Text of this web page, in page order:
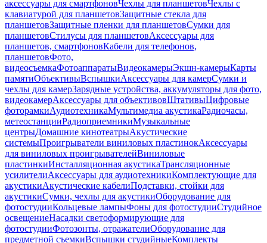
аксессуары для смартфоновЧехлы для планшетовЧехлы с
клавиатурой для планшетовЗащитные стекла для
планшетовЗащитные пленки для планшетовСумки для
планшетовСтилусы для планшетовАксессуары для
планшетов, смартфоновКабели для телефонов,
планшетовФото,
видеосъемкаФотоаппаратыВидеокамерыЭкшн-камерыКарты
памятиОбъективыВспышкиАксессуары для камерСумки и
чехлы для камерЗарядные устройства, аккумуляторы для фото,
видеокамерАксессуары для объективовШтативыЦифровые
фоторамкиАудиотехникаМультимедиа акустикаРадиочасы,
метеостанцииРадиоприемникиМузыкальные
центрыДомашние кинотеатрыАкустические
системыПроигрыватели виниловых пластинокАксессуары
для виниловых проигрывателейВиниловые
пластинкиИнсталляционная акустикаТрансляционные
усилителиАксессуары для аудиотехникиКомплектующие для
акустикиАкустические кабелиПодставки, стойки для
акустикиСумки, чехлы для акустикиОборудование для
фотостудииКольцевые лампыФоны для фотостудииСтудийное
освещениеНасадки светоформирующие для
фотостудииФотозонты, отражателиОборудование для
предметной съемкиВспышки студийныеКомплекты